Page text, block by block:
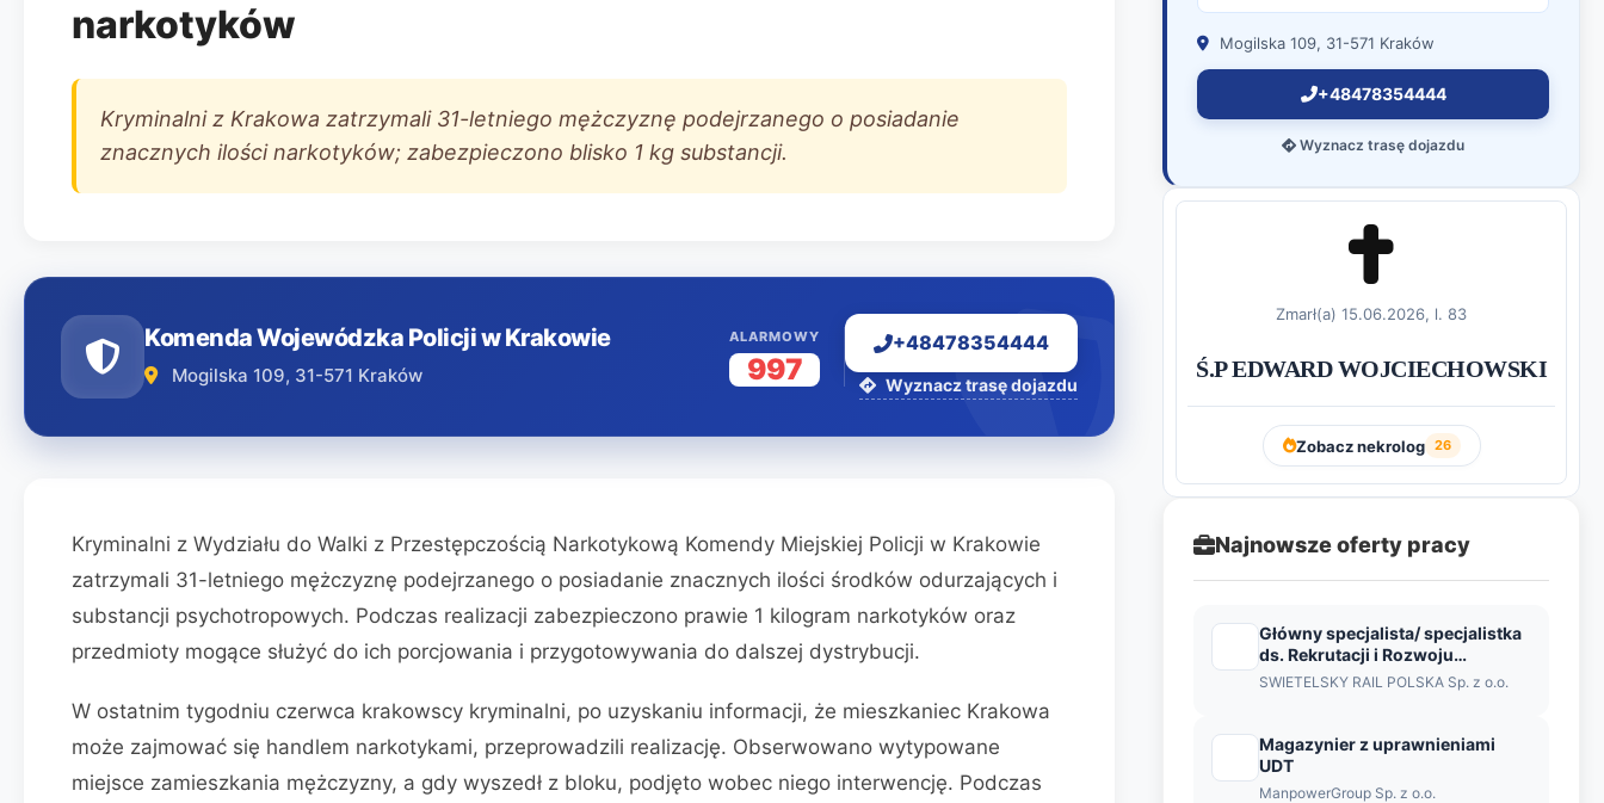
narkotyków
Kryminalni z Krakowa zatrzymali 31-letniego mężczyznę podejrzanego o posiadanie
znacznych ilości narkotyków; zabezpieczono blisko 1 kg substancji.
Komenda Wojewódzka Policji w Krakowie
Mogilska 109, 31-571 Kraków
ALARMOWY
997
+48478354444
Wyznacz trasę dojazdu
Kryminalni z Wydziału do Walki z Przestępczością Narkotykową Komendy Miejskiej Policji w Krakowie
zatrzymali 31-letniego mężczyznę podejrzanego o posiadanie znacznych ilości środków odurzających i
substancji psychotropowych. Podczas realizacji zabezpieczono prawie 1 kilogram narkotyków oraz
przedmioty mogące służyć do ich porcjowania i przygotowywania do dalszej dystrybucji.
W ostatnim tygodniu czerwca krakowscy kryminalni, po uzyskaniu informacji, że mieszkaniec Krakowa
może zajmować się handlem narkotykami, przeprowadzili realizację. Obserwowano wytypowane
miejsce zamieszkania mężczyzny, a gdy wyszedł z bloku, podjęto wobec niego interwencję. Podczas
Mogilska 109, 31-571 Kraków
+48478354444
Wyznacz trasę dojazdu
Zmarł(a) 15.06.2026, l. 83
Ś.P EDWARD WOJCIECHOWSKI
Zobacz nekrolog 26
Najnowsze oferty pracy
Główny specjalista/ specjalistka
ds. Rekrutacji i Rozwoju
Personalnego
SWIETELSKY RAIL POLSKA Sp. z o.o.
Magazynier z uprawnieniami
UDT
ManpowerGroup Sp. z o.o.